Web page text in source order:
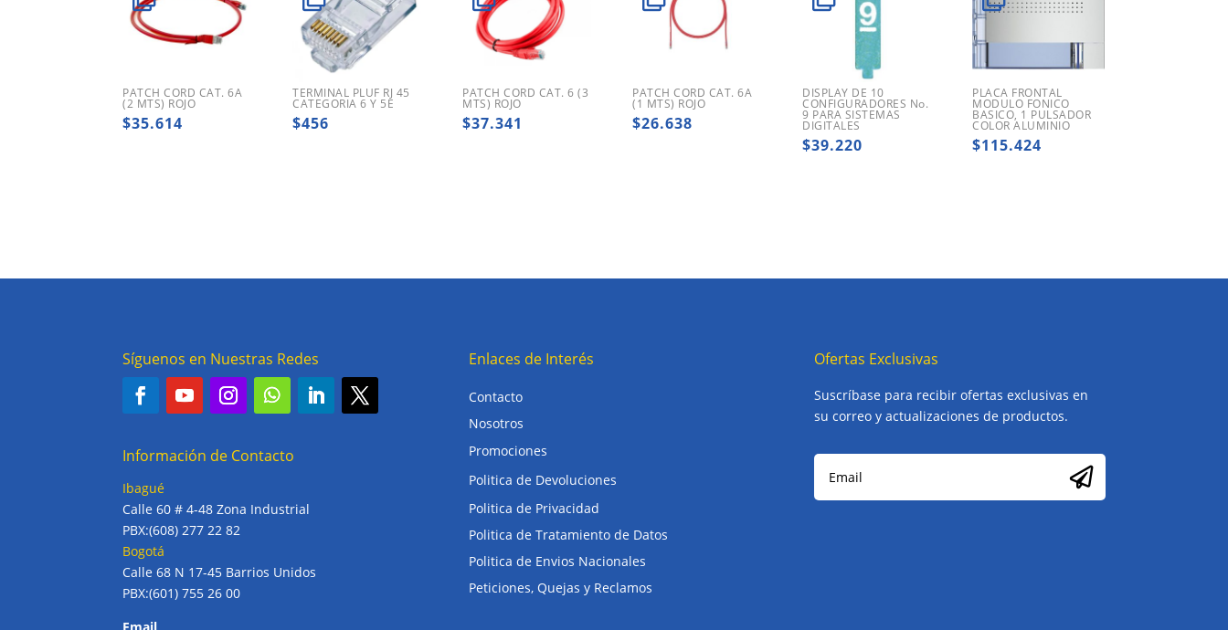
PATCH CORD CAT. 6A
(2 MTS) ROJO
$35.614
TERMINAL PLUF RJ 45
CATEGORIA 6 Y 5E
$456
PATCH CORD CAT. 6 (3
MTS) ROJO
$37.341
PATCH CORD CAT. 6A
(1 MTS) ROJO
$26.638
DISPLAY DE 10
CONFIGURADORES No.
9 PARA SISTEMAS
DIGITALES
$39.220
PLACA FRONTAL
MODULO FONICO
BASICO, 1 PULSADOR
COLOR ALUMINIO
$115.424
Síguenos en Nuestras Redes
Información de Contacto
Ibagué
Calle 60 # 4-48 Zona Industrial
PBX:(608) 277 22 82
Bogotá
Calle 68 N 17-45 Barrios Unidos
PBX:(601) 755 26 00
Enlaces de Interés
Contacto
Nosotros
Promociones
Politica de Devoluciones
Politica de Privacidad
Politica de Tratamiento de Datos
Politica de Envios Nacionales
Peticiones, Quejas y Reclamos
Ofertas Exclusivas
Suscríbase para recibir ofertas exclusivas en
su correo y actualizaciones de productos.